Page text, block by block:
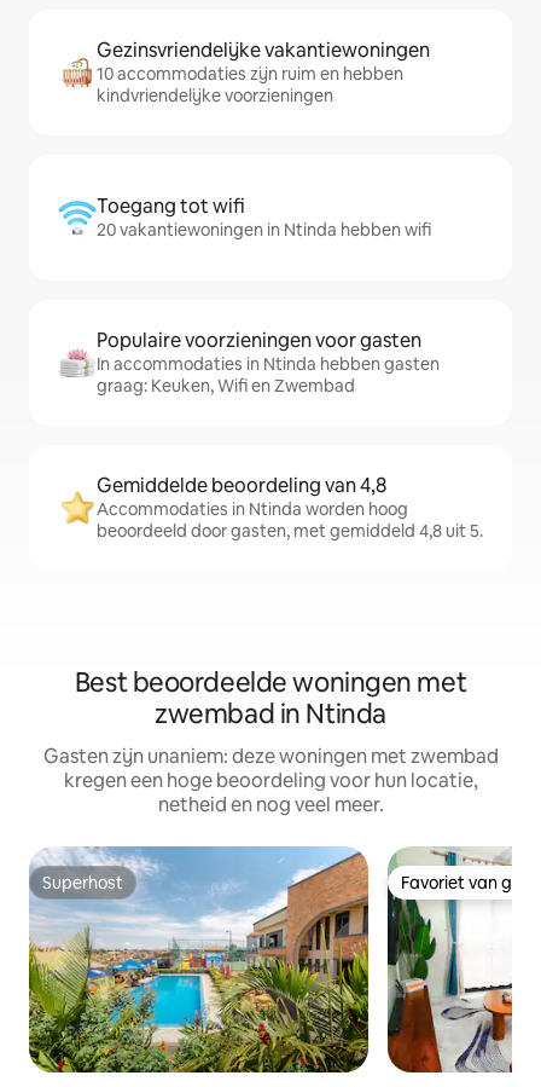
Gezinsvriendelijke vakantiewoningen
10 accommodaties zijn ruim en hebben
kindvriendelijke voorzieningen
Toegang tot wifi
20 vakantiewoningen in Ntinda hebben wifi
Populaire voorzieningen voor gasten
In accommodaties in Ntinda hebben gasten
graag: Keuken, Wifi en Zwembad
Gemiddelde beoordeling van 4,8
Accommodaties in Ntinda worden hoog
beoordeeld door gasten, met gemiddeld 4,8 uit 5.
Best beoordeelde woningen met
zwembad in Ntinda
Gasten zijn unaniem: deze woningen met zwembad
kregen een hoge beoordeling voor hun locatie,
netheid en nog veel meer.
Superhost
Superhost Favoriet van
Favoriet van